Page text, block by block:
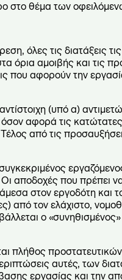
στο θέμα των
όλες τις διατάξεις
όρια αμοιβής και τις
που αφορούν την
(υπό α)
όσον αφορά τις
από τις
Οι αποδοχές που πρέπει
στον εργοδότη και
από τον ελάχιστο,
ο
πλήθος προστατευτικών
αυτές, των
εργασίας και την